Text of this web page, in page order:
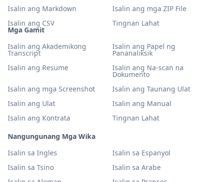
Mga Gamit
Isalin ang Akademikong
Transcript
Isalin ang Papel ng
Pananaliksik
Isalin ang Resume
Isalin ang Na-scan na
Dokumento
Isalin ang mga Screenshot
Isalin ang Taunang Ulat
Isalin ang Ulat
Isalin ang Manual
Isalin ang Kontrata
Tingnan Lahat
Nangungunang Mga Wika
Isalin sa Ingles
Isalin sa Espanyol
Isalin sa Tsino
Isalin sa Arabe
Isalin ang Markdown
Isalin ang mga ZIP File
Isalin ang CSV
Tingnan Lahat